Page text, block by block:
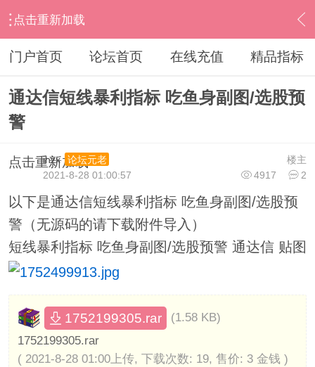
点击重新加载
› 通达信指标公式 › 条件选股公式 › 内容
门户首页 论坛首页 在线充值 精品指标
通达信短线暴利指标 吃鱼身副图/选股预
警
点击重新加载 楼主
ihzx
论坛元老
4917
2
2021-8-28 01:00:57
以下是通达信短线暴利指标 吃鱼身副图/选股预
警（无源码的请下载附件导入）
短线暴利指标 吃鱼身副图/选股预警 通达信 贴图
1752199305.rar
(1.58 KB)
1752199305.rar
( 2021-8-28 01:00上传, 下载次数: 19, 售价: 3 金钱 )